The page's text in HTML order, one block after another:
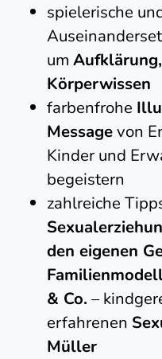
spielerische
um
Körperwissen
farbenfrohe
Messagevon
Kinder und
begeistern
zahlreiche
den eigenen
& Co. –
erfahrenen
Müller